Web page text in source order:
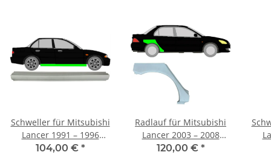
Schweller für Mitsubishi
Lancer 1991 – 1996
rechts
104,00 € *
Radlauf für Mitsubishi
Lancer 2003 – 2008
rechts
120,00 € *